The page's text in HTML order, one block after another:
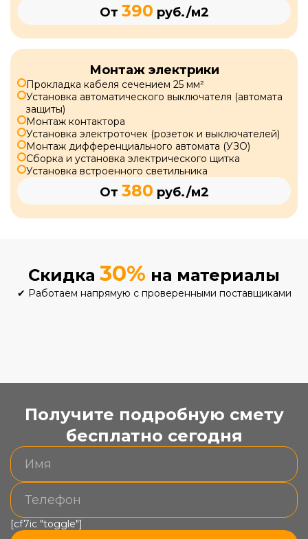
От 390 руб./м2
Монтаж электрики
Прокладка кабеля сечением 25 мм²
Установка автоматического выключателя (автомата
защиты)
Монтаж контактора
Установка электроточек (розеток и выключателей)
Монтаж дифференциального автомата (УЗО)
Сборка и установка электрического щитка
Установка встроенного светильника
От 380 руб./м2
Скидка 30% на материалы
✔ Работаем напрямую с проверенными поставщиками
Получите подробную смету
бесплатно сегодня
[cf7ic "toggle"]